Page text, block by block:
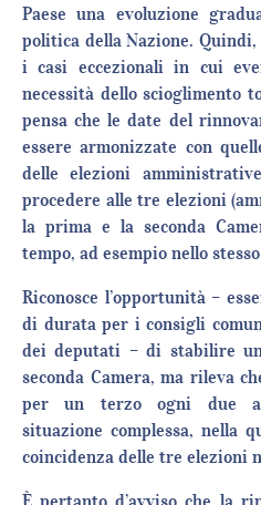
Paese una evoluzione
politica della Nazione.
i casi eccezionali in cui
necessità dello scioglimento
pensa che le date del
essere armonizzate con
delle elezioni
procedere alle tre elezioni
la prima e la seconda
tempo, ad esempio nello
Riconosce l’opportunità –
di durata per i consigli
dei deputati – di stabilire
seconda Camera, ma rileva
per un terzo ogni due
situazione complessa, nella
coincidenza delle tre elezioni